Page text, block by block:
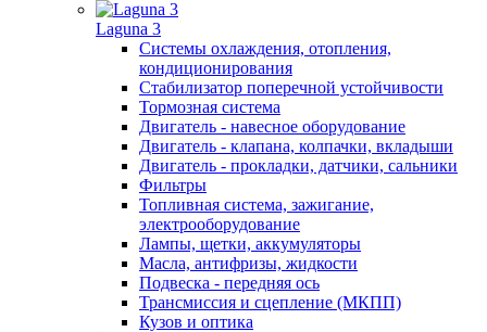
Laguna 3
Системы охлаждения, отопления,
кондиционирования
Стабилизатор поперечной устойчивости
Тормозная система
Двигатель - навесное оборудование
Двигатель - клапана, колпачки, вкладыши
Двигатель - прокладки, датчики, сальники
Фильтры
Топливная система, зажигание,
электрооборудование
Лампы, щетки, аккумуляторы
Масла, антифризы, жидкости
Подвеска - передняя ось
Трансмиссия и сцепление (МКПП)
Кузов и оптика